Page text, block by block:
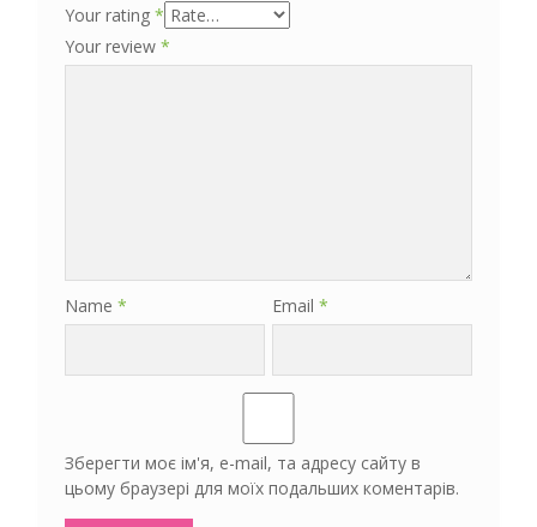
Your rating *
Your review *
Name * Email*
Зберегти моє ім'я, e-mail, та адресу сайту в
цьому браузері для моїх подальших коментарів.